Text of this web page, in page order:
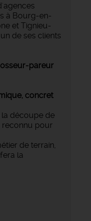
à Bourg-en-
et Tignieu-
de ses clients
pareur
concret
la découpe de
reconnu pour
de terrain,
la